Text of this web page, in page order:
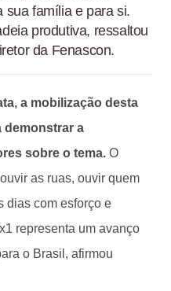
sua família e para si.
produtiva, ressaltou
da Fenascon.
a mobilização desta
demonstrar a
sobre o tema. O
as ruas, ouvir quem
dias com esforço e
representa um avanço
o Brasil, afirmou